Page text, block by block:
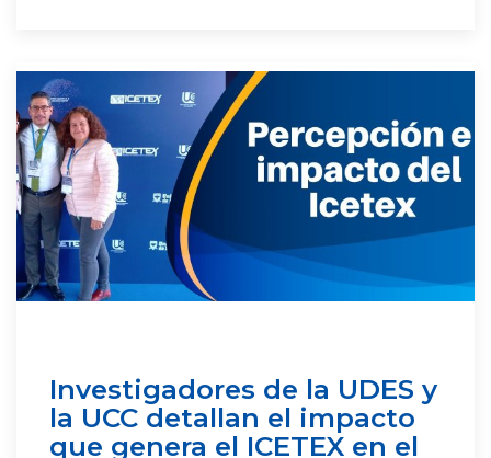
Investigadores de la UDES y
la UCC detallan el impacto
que genera el ICETEX en el